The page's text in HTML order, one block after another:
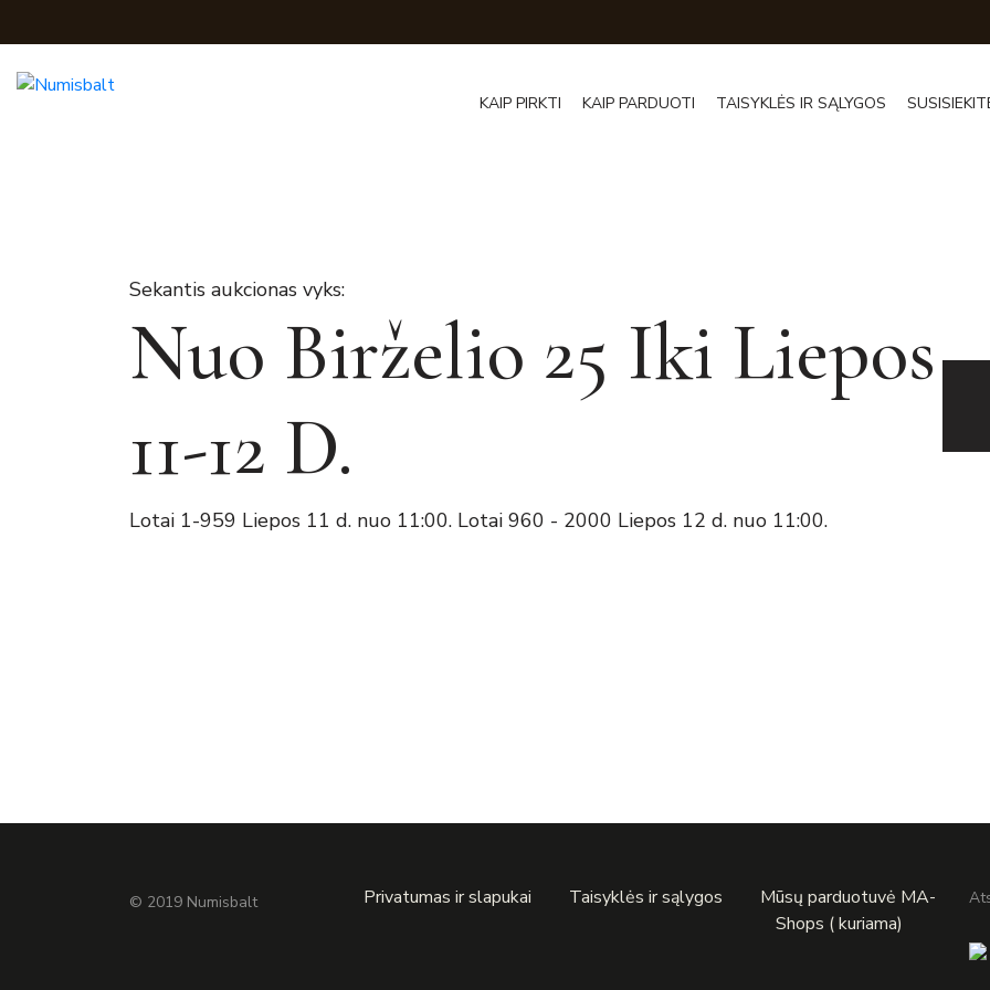
KAIP PIRKTI KAIP PARDUOTI TAISYKLĖS IR SĄLYGOS
Sekantis aukcionas vyks:
Nuo Birželio 25 Iki Liepos
11-12 D.
Lotai 1-959 Liepos 11 d. nuo 11:00. Lotai 960 - 2000 Liepos 12 d. nuo 11:00.
© 2019 Numisbalt Privatumas ir slapukai Taisyklės ir sąlygos
Mūsų parduotuvė MA-
Shops ( kuriama)